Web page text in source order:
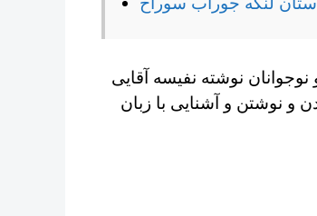
نوشته نفیسه آقایی
و نوشتن و آشنایی با زبان